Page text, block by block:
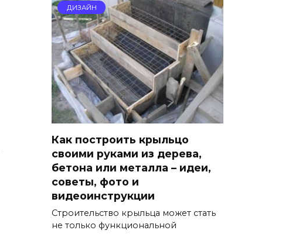
ДИЗАЙН
Как построить крыльцо
своими руками из дерева,
бетона или металла – идеи,
советы, фото и
видеоинструкции
Строительство крыльца может стать
не только функциональной